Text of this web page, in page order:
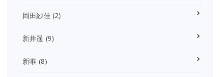
岡田紗佳(2)
新井遥 (9)
新唯 (8)